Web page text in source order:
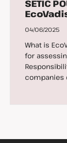
SETIC
04/06/2025
What is
for
companies